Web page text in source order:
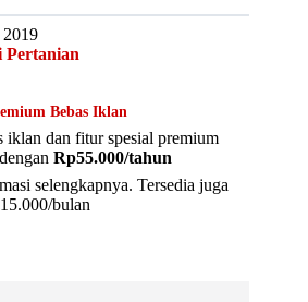
Pertanian
Bebas Iklan
iklan dan fitur spesial premium
Rp55.000/tahun
selengkapnya. Tersedia juga
bulan